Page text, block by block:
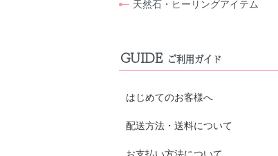
天然石・ヒーリングアイテム
GUIDE ご利用ガイド
はじめてのお客様へ
配送方法・送料について
お支払い方法について